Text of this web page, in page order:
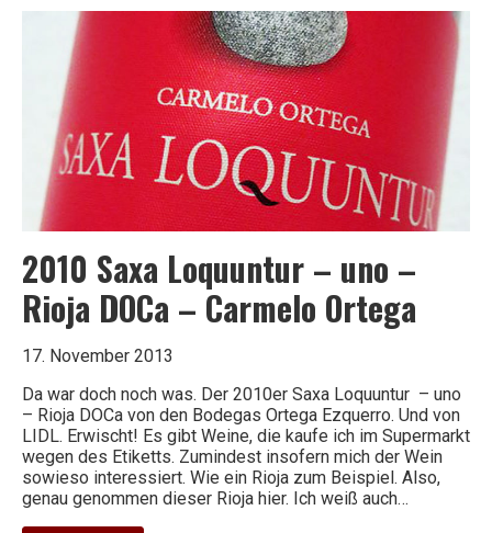
2010 Saxa Loquuntur – uno –
Rioja DOCa – Carmelo Ortega
17. November 2013
Da war doch noch was. Der 2010er Saxa Loquuntur – uno
– Rioja DOCa von den Bodegas Ortega Ezquerro. Und von
LIDL. Erwischt! Es gibt Weine, die kaufe ich im Supermarkt
wegen des Etiketts. Zumindest insofern mich der Wein
sowieso interessiert. Wie ein Rioja zum Beispiel. Also,
genau genommen dieser Rioja hier. Ich weiß auch…